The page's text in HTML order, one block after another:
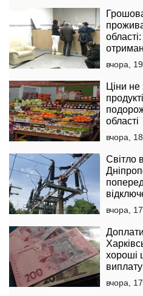
вчора,
Ціни
області
вчора,
Світло
вчора,
хороші
виплату
вчора,